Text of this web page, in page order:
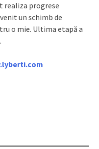
realiza progrese
un schimb de
o mie. Ultima etapă a